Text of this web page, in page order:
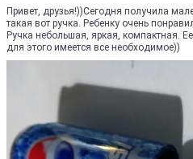
Привет, друзья!))Сегодня получила
такая вот ручка. Ребенку очень
Ручка небольшая, яркая, компактная.
для этого имеется все необходимое))